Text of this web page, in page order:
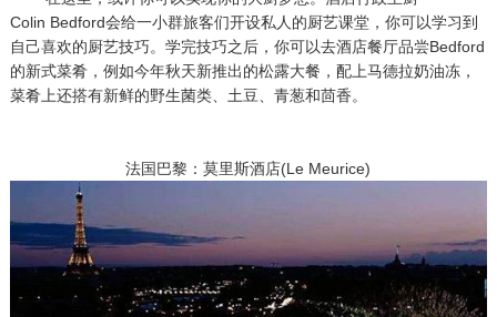
Colin Bedford会给一小群旅客们开设私人的厨艺课堂，你可以学习到
自己喜欢的厨艺技巧。学完技巧之后，你可以去酒店餐厅品尝Bedford
的新式菜肴，例如今年秋天新推出的松露大餐，配上马德拉奶油冻，
菜肴上还搭有新鲜的野生菌类、土豆、青葱和茴香。
法国巴黎：莫里斯酒店(Le Meurice)